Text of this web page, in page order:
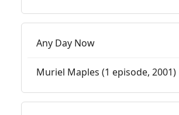
Any Day Now
Muriel Maples (1 episode, 2001)